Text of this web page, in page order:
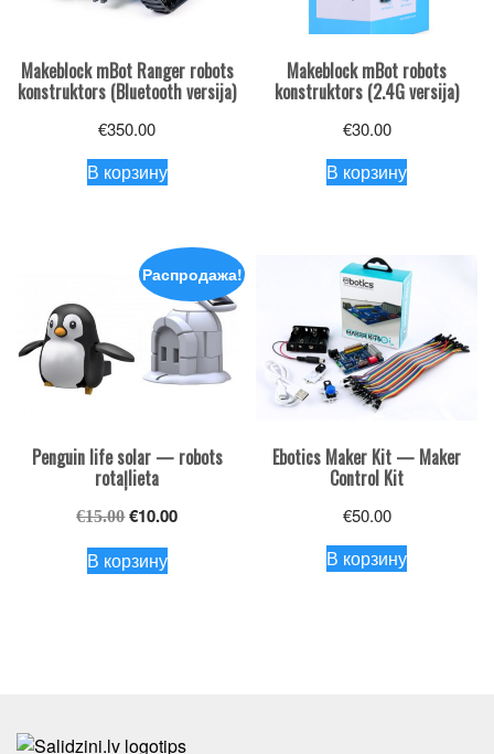
Makeblock mBot Ranger robots
konstruktors (Bluetooth versija)
€350.00
В корзину
Makeblock mBot robots
konstruktors (2.4G versija)
€30.00
В корзину
Распродажа!
Penguin life solar — robots
rotaļlieta
€15.00 Первоначальная
составляла
€10.00Текущая
В корзину
Ebotics Maker Kit — Maker
Control Kit
€50.00
В корзину